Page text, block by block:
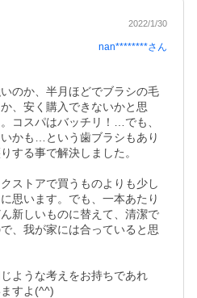
2022/1/30
nan********さん
のか、半月ほどでブラシの毛
、安く購入できないかと思
コスパはバッチリ！…でも、
かも…という歯ブラシもあり
する事で解決しました。
ストアで買うものよりも少し
思います。でも、一本あたり
新しいものに替えて、清潔で
、我が家には合っていると思
ような考えをお持ちであれ
すよ(^^)